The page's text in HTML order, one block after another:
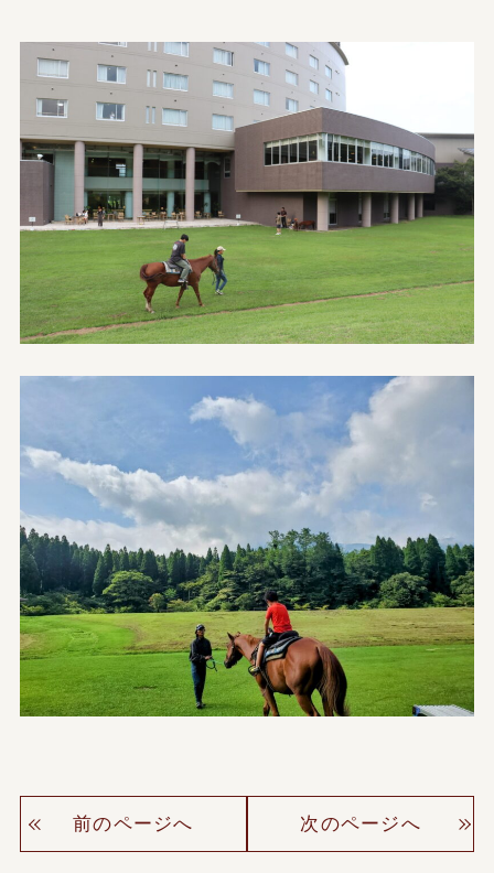
前のページへ 次のページへ